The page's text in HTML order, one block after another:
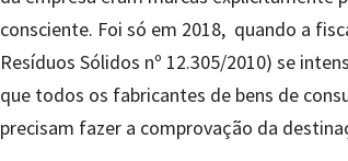
consciente. Foi só em 2018, quando a
Resíduos Sólidos nº 12.305/2010) se
que todos os fabricantes de bens de
precisam fazer a comprovação da